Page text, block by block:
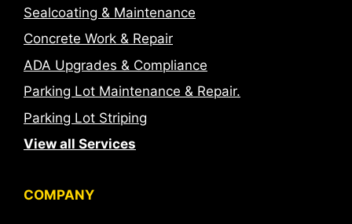
Sealcoating & Maintenance
Concrete Work & Repair
ADA Upgrades & Compliance
Parking Lot Maintenance & Repair.
Parking Lot Striping
View all Services
COMPANY